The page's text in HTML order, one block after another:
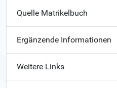
Quelle Matrikelbuch
Ergänzende Informationen
Weitere Links